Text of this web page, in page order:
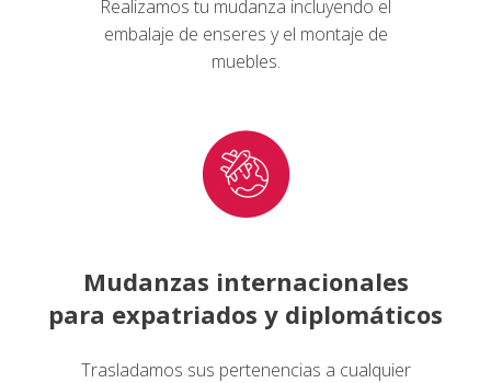
Realizamos tu mudanza incluyendo el
embalaje de enseres y el montaje de
muebles.
Mudanzas internacionales
para expatriados y diplomáticos
Trasladamos sus pertenencias a cualquier